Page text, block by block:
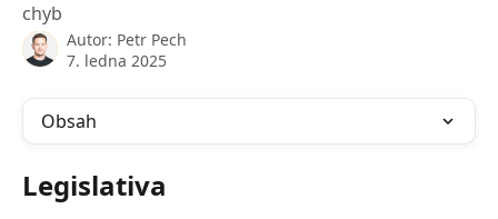
chyb
Autor: Petr Pech
7. ledna 2025
Obsah
Legislativa